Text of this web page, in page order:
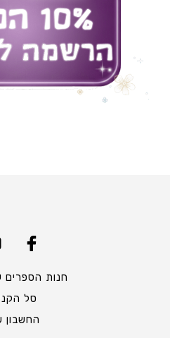
חנות
סל
החשבון